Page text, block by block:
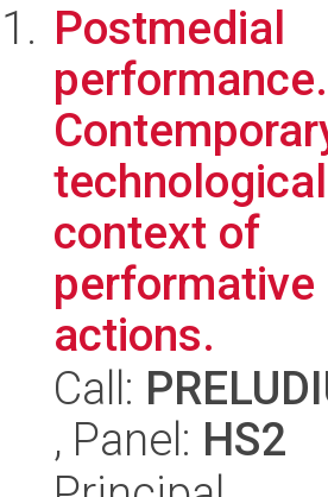
Postmedial
performance.
technological
context of
performative
actions.
Call:
, Panel: HS2